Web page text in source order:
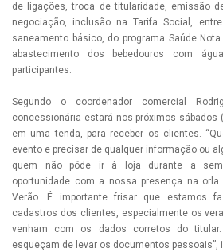
de ligações, troca de titularidade, emissão
negociação, inclusão na Tarifa Social,
saneamento básico, do programa Saúde
abastecimento dos bebedouros com
participantes.
Segundo o coordenador comercial
concessionária estará nos próximos sábados
em uma tenda, para receber os clientes.
evento e precisar de qualquer informação ou
quem não pôde ir à loja durante a
oportunidade com a nossa presença na
Verão. É importante frisar que estamos
cadastros dos clientes, especialmente os
venham com os dados corretos do
esqueçam de levar os documentos pessoais”,